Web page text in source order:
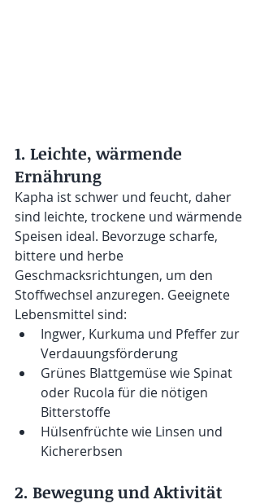
1. Leichte, wärmende
Ernährung
Kapha ist schwer und feucht, daher
sind leichte, trockene und wärmende
Speisen ideal. Bevorzuge scharfe,
bittere und herbe
Geschmacksrichtungen, um den
Stoffwechsel anzuregen. Geeignete
Lebensmittel sind:
Ingwer, Kurkuma und Pfeffer zur
Verdauungsförderung
Grünes Blattgemüse wie Spinat
oder Rucola für die nötigen
Bitterstoffe
Hülsenfrüchte wie Linsen und
Kichererbsen
2. Bewegung und Aktivität